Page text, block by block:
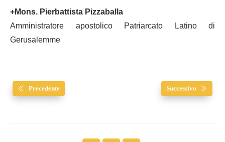
+Mons. Pierbattista Pizzaballa
Amministratore apostolico Patriarcato Latino di
Gerusalemme
Precedente Successivo